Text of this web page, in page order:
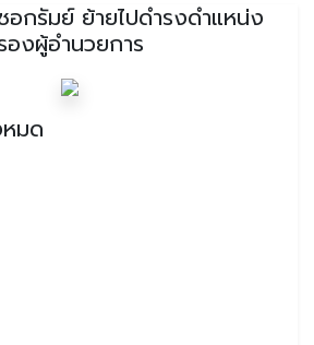
กรัมย์ ย้ายไปดำรงดำแหน่ง
องผู้อำนวยการ
มด